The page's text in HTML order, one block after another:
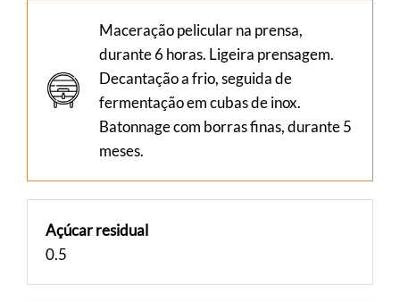
Maceração pelicular na prensa,
durante 6 horas. Ligeira prensagem.
Decantação a frio, seguida de
fermentação em cubas de inox.
Batonnage com borras finas, durante 5
meses.
Açúcar residual
0.5